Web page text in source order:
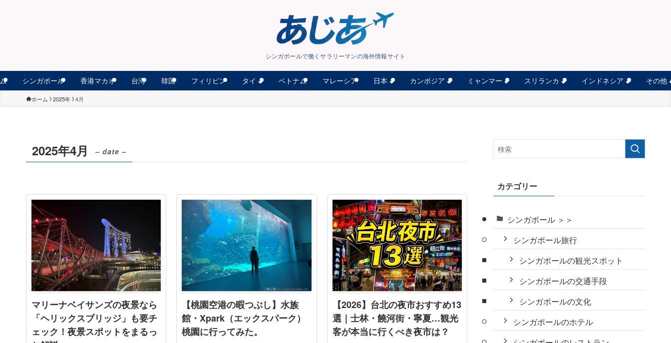
シンガポールで働くサラリーマンの海外情報サイト
シンガポール 香港マカオ 台湾 韓国 フィリピン タイ ベトナム マレーシア 日本 カンボジア ミャンマー スリランカ インドネシア その他
ホーム 2025年 4月
2025年4月 – date –
マリーナベイサンズの夜景なら
「ヘリックスブリッジ」も要チ
ェック！夜景スポットをまるっ
【桃園空港の暇つぶし】水族
館・Xpark（エックスパーク）
桃園に行ってみた。
【2026】台北の夜市おすすめ13
選｜士林・饒河街・寧夏…観光
客が本当に行くべき夜市は？
カテゴリー
シンガポール ＞＞
シンガポール旅行
シンガポールの観光スポット
シンガポールの交通手段
シンガポールの文化
シンガポールのホテル